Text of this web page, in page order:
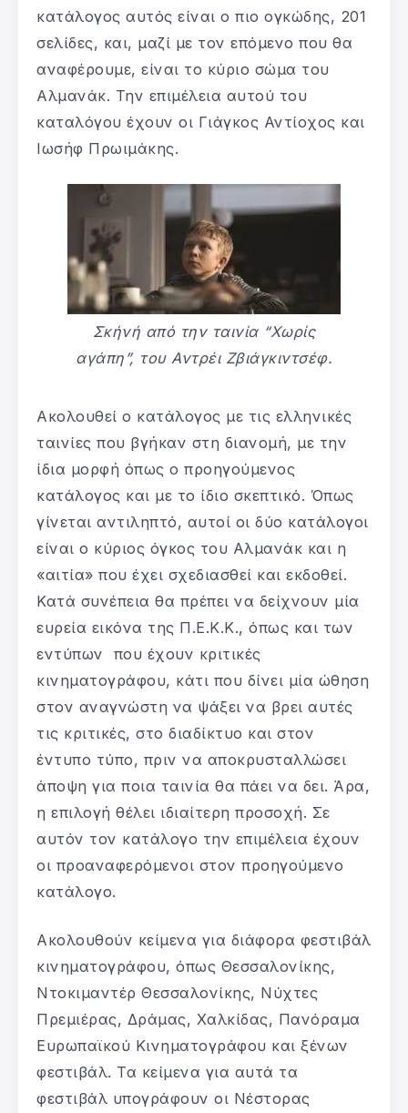
κατάλογος αυτός είναι ο πιο ογκώδης, 201
σελίδες, και, μαζί με τον επόμενο που θα
αναφέρουμε, είναι το κύριο σώμα του
Αλμανάκ. Την επιμέλεια αυτού του
καταλόγου έχουν οι Γιάγκος Αντίοχος και
Ιωσήφ Πρωιμάκης.
Σκήνή από την ταινία “Χωρίς
αγάπη”, του Αντρέι Ζβιάγκιντσέφ.
Ακολουθεί ο κατάλογος με τις ελληνικές
ταινίες που βγήκαν στη διανομή, με την
ίδια μορφή όπως ο προηγούμενος
κατάλογος και με το ίδιο σκεπτικό. Όπως
γίνεται αντιληπτό, αυτοί οι δύο κατάλογοι
είναι ο κύριος όγκος του Αλμανάκ και η
«αιτία» που έχει σχεδιασθεί και εκδοθεί.
Κατά συνέπεια θα πρέπει να δείχνουν μία
ευρεία εικόνα της Π.Ε.Κ.Κ., όπως και των
εντύπων που έχουν κριτικές
κινηματογράφου, κάτι που δίνει μία ώθηση
στον αναγνώστη να ψάξει να βρει αυτές
τις κριτικές, στο διαδίκτυο και στον
έντυπο τύπο, πριν να αποκρυσταλλώσει
άποψη για ποια ταινία θα πάει να δει. Άρα,
η επιλογή θέλει ιδιαίτερη προσοχή. Σε
αυτόν τον κατάλογο την επιμέλεια έχουν
οι προαναφερόμενοι στον προηγούμενο
κατάλογο.
Ακολουθούν κείμενα για διάφορα φεστιβάλ
κινηματογράφου, όπως Θεσσαλονίκης,
Ντοκιμαντέρ Θεσσαλονίκης, Νύχτες
Πρεμιέρας, Δράμας, Χαλκίδας, Πανόραμα
Ευρωπαϊκού Κινηματογράφου και ξένων
φεστιβάλ. Τα κείμενα για αυτά τα
φεστιβάλ υπογράφουν οι Νέστορας